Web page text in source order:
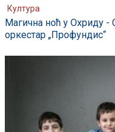
Култура
Магична ноћ у Охриду
оркестар „Профундис“